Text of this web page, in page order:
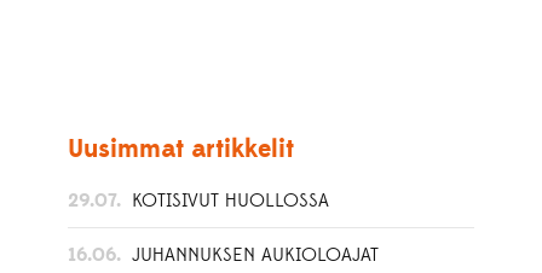
Uusimmat artikkelit
29.07. KOTISIVUT HUOLLOSSA
16.06. JUHANNUKSEN AUKIOLOAJAT